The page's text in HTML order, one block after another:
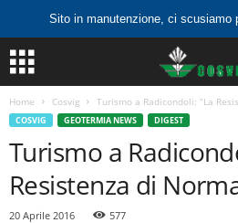
Sito in manutenzione, ci scusiamo
Home Cosvig Turismo a Radicondoli: “La
COSVIG GEOTERMIA NEWS DIGEST
Turismo a
Resistenza di
20 Aprile 2016 577